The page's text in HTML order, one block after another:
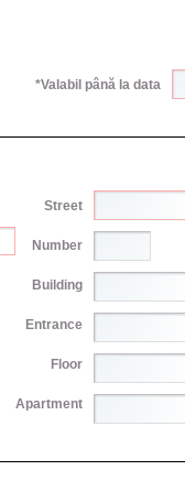
*Valabil până la data
Street
Number
Building
Entrance
Floor
Apartment